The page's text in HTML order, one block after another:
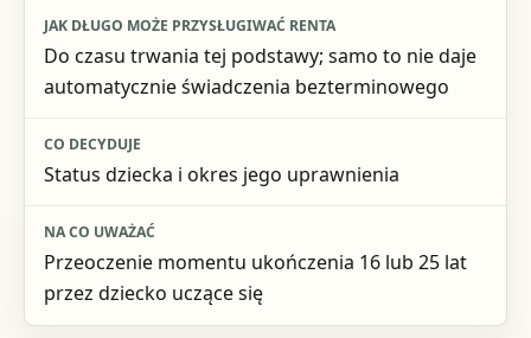
Do czasu trwania tej podstawy; samo to nie daje
automatycznie świadczenia bezterminowego
Status dziecka i okres jego uprawnienia
Przeoczenie momentu ukończenia 16 lub 25 lat
przez dziecko uczące się